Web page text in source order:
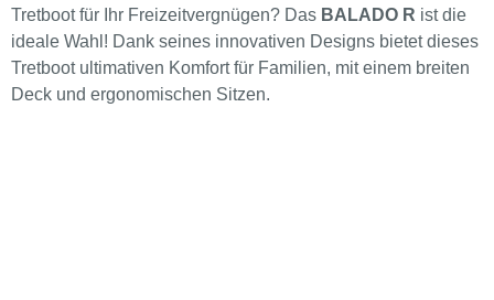
Tretboot für Ihr Freizeitvergnügen? Das BALADO R ist die
ideale Wahl! Dank seines innovativen Designs bietet dieses
Tretboot ultimativen Komfort für Familien, mit einem breiten
Deck und ergonomischen Sitzen.